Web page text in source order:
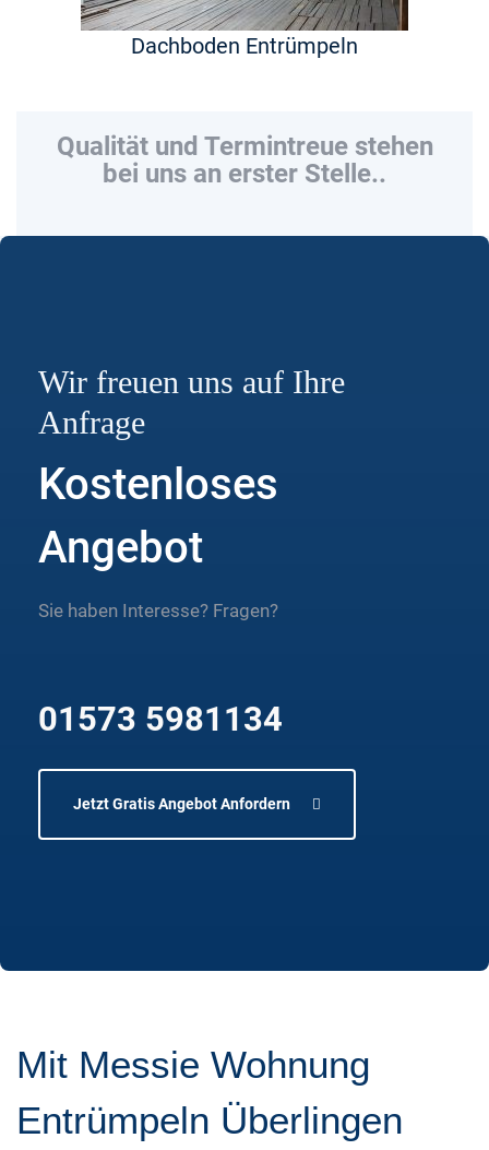
Dachboden Entrümpeln
Qualität und Termintreue stehen
bei uns an erster Stelle..
Wir freuen uns auf Ihre
Anfrage
Kostenloses
Angebot
Sie haben Interesse? Fragen?
01573 5981134
Jetzt Gratis Angebot Anfordern
Mit Messie Wohnung
Entrümpeln Überlingen